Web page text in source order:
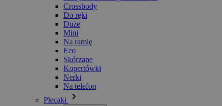
Crossbody
Do ręki
Duże
Mini
Na ramię
Eco
Skórzane
Kopertówki
Nerki
Na telefon
Plecaki